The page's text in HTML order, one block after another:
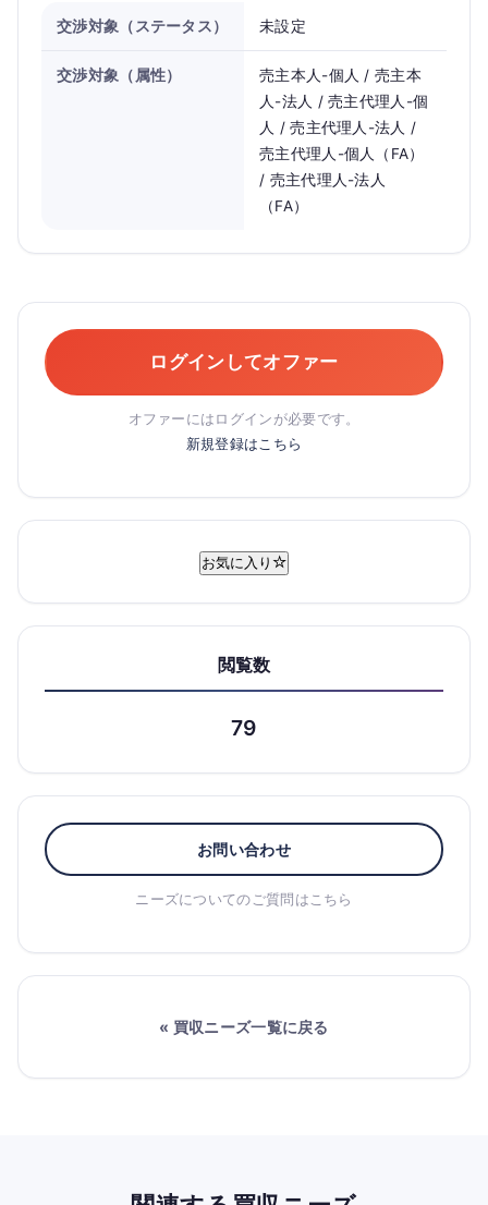
交渉対象（ステータス） 未設定
交渉対象（属性）
売主本人-個人 / 売主本
人-法人 / 売主代理人-個
人 / 売主代理人-法人 /
売主代理人-個人（FA）
/ 売主代理人-法人
（FA）
ログインしてオファー
オファーにはログインが必要です。
新規登録はこちら
お気に入り
閲覧数
79
お問い合わせ
ニーズについてのご質問はこちら
« 買収ニーズ一覧に戻る